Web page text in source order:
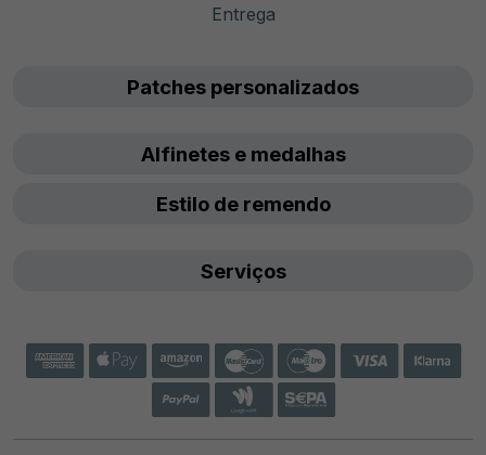
Entrega
Patches personalizados
Alfinetes e medalhas
Estilo de remendo
Serviços